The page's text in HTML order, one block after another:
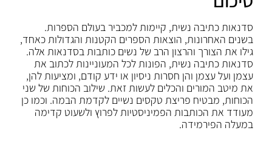
סדנאות כתיבה נשית, קיימות למכביר בעולם הספרות.
בשנים האחרונות, הוצאות הספרים הקטנות והגדולות כאחד,
גילו את הצורך והרצון הרב של נשים כותבות בסדנאות אלה.
סדנאות כתיבה נשית, הפונות לכל המעוניינות לכתוב את
עצמן ועל עצמן והן חסרות ניסיון או ידע קודם, ומציעות להן,
את מיטב המורים והכלים לעשות זאת. שילוב הכוחות של שני
הכוחות, מבטיח פריצת טקסים נשיים לקדמת הבמה. וכמו כן
מעודד את הכותבות הפמיניסטיות לפרוץ ולשעוט קדימה
במעלה הפירמידה.